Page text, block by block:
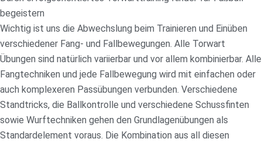
begeistern
Wichtig ist uns die Abwechslung beim Trainieren und Einüben
verschiedener Fang- und Fallbewegungen. Alle Torwart
Übungen sind natürlich variierbar und vor allem kombinierbar. Alle
Fangtechniken und jede Fallbewegung wird mit einfachen oder
auch komplexeren Passübungen verbunden. Verschiedene
Standtricks, die Ballkontrolle und verschiedene Schussfinten
sowie Wurftechniken gehen den Grundlagenübungen als
Standardelement voraus. Die Kombination aus all diesen